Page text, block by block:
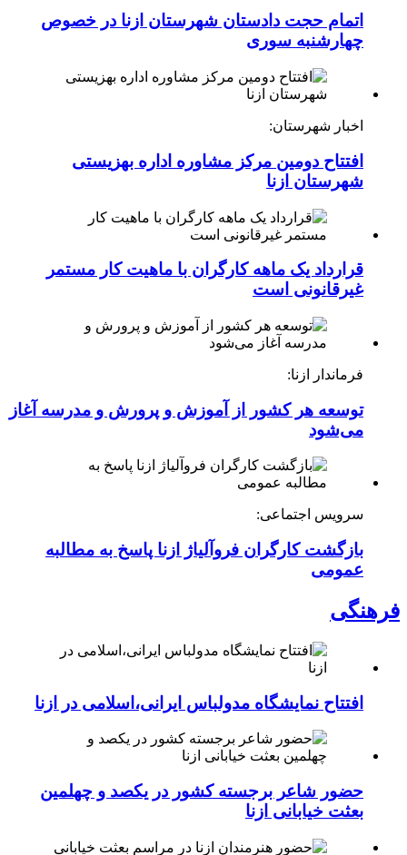
اتمام حجت دادستان شهرستان ازنا در خصوص
چهارشنبه ‌سوری
اخبار شهرستان:
افتتاح دومین مرکز مشاوره اداره بهزیستی
شهرستان ازنا
قرارداد یک ماهه کارگران با ماهیت کار مستمر
غیرقانونی است
فرماندار ازنا:
توسعه هر کشور از آموزش و پرورش و مدرسه آغاز
می‌شود
سرویس اجتماعی:
بازگشت کارگران فروآلیاژ ازنا پاسخ به مطالبه
عمومی
فرهنگی
افتتاح نمایشگاه مدولباس ایرانی،اسلامی در ازنا
حضور شاعر برجسته کشور در یکصد و چهلمین
بعثت خیابانی ازنا